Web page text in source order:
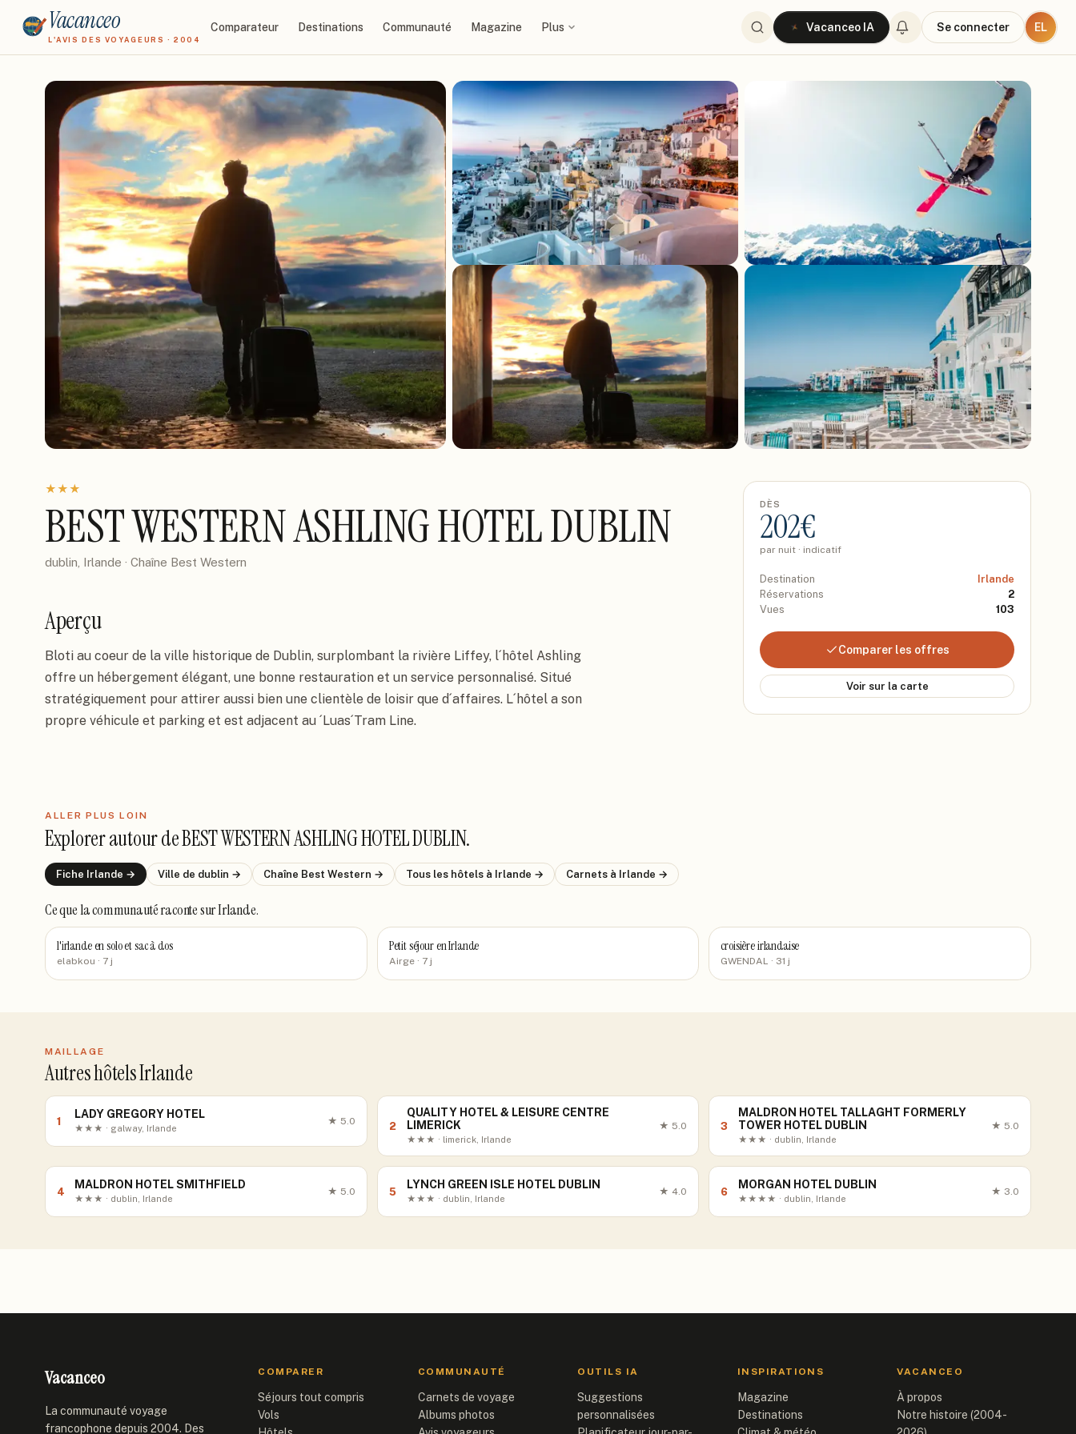
Vacanceo
L'AVIS DES VOYAGEURS · 2004
Comparateur Destinations Communauté Magazine Plus Vacanceo IA Se connecter EL
★★★
BEST WESTERN ASHLING HOTEL DUBLIN
dublin, Irlande · Chaîne Best Western
Aperçu
Bloti au coeur de la ville historique de Dublin, surplombant la rivière Liffey, l´hôtel Ashling
offre un hébergement élégant, une bonne restauration et un service personnalisé. Situé
stratégiquement pour attirer aussi bien une clientèle de loisir que d´affaires. L´hôtel a son
propre véhicule et parking et est adjacent au ´Luas´Tram Line.
DÈS
202€
par nuit · indicatif
Destination
Irlande
Réservations
2
Vues
103
Comparer les offres
Voir sur la carte
ALLER PLUS LOIN
Explorer autour deBEST WESTERN ASHLING HOTEL DUBLIN.
Fiche Irlande → Ville de dublin → Chaîne Best Western → Tous les hôtels à Irlande → Carnets à Irlande →
Ce que la communauté racontesur Irlande.
l'irlande en solo et sac à dos
elabkou · 7 j
Petit séjour en Irlande
Airge· 7 j
croisière irlandaise
GWENDAL · 31 j
MAILLAGE
Autres hôtels Irlande
1
LADY GREGORY HOTEL
★★★ · galway, Irlande
★ 5.0 2
QUALITY HOTEL & LEISURE CENTRE
LIMERICK
★★★ · limerick, Irlande
★ 5.0 3
MALDRON HOTEL TALLAGHT FORMERLY
TOWER HOTEL DUBLIN
★★★ · dublin, Irlande
★ 5.0
4
MALDRON HOTEL SMITHFIELD
★★★ · dublin, Irlande
★ 5.0 5
LYNCH GREEN ISLE HOTEL DUBLIN
★★★ · dublin, Irlande
★ 4.0 6
MORGAN HOTEL DUBLIN
★★★★ · dublin, Irlande
★ 3.0
Vacanceo
La communauté voyage
francophone depuis 2004. Des
COMPARER
Séjours tout compris
Vols
COMMUNAUTÉ
Carnets de voyage
Albums photos
OUTILS IA
Suggestions
personnalisées
INSPIRATIONS
Magazine
Destinations
VACANCEO
À propos
Notre histoire (2004-